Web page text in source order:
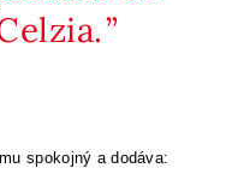
spokojný a dodáva: